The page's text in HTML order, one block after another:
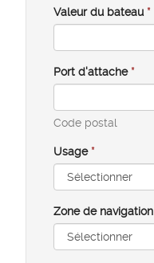
Valeur du bateau *
Port d'attache *
Code postal
Usage *
Zone de navigation